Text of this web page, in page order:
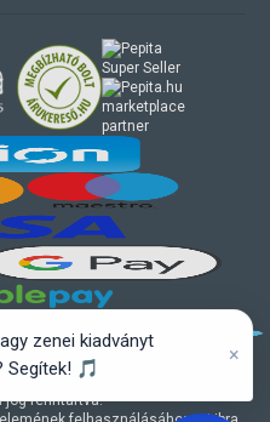
jog fenntartva.
marketplace
partner
zenei kiadványt
Segítek! 🎵
×